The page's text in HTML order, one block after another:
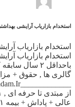
استخدام بازاریاب آرایشی بهداشتی |
استخدام بازاریاب آرایشی
استخدام بازاریاب
باحداقل ۲
عالی + پاداش + بیمه ۹۱ […]